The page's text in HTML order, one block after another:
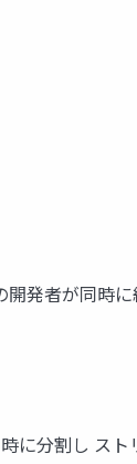
発者が同時
に分割し スト